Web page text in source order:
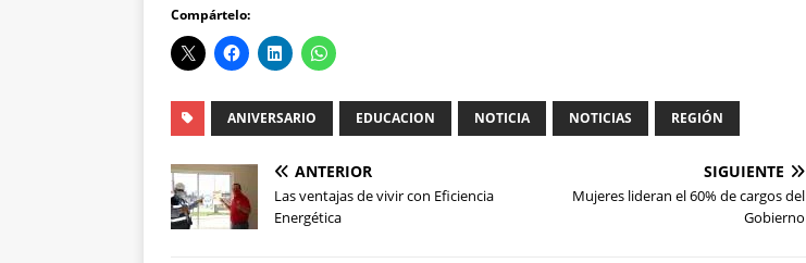
Compártelo:
ANIVERSARIO EDUCACION NOTICIA NOTICIAS REGIÓN
ANTERIOR
Las ventajas de vivir con Eficiencia
Energética
SIGUIENTE
Mujeres lideran el 60% de cargos del
Gobierno